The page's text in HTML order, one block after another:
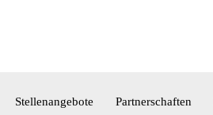
Stellenangebote Partnerschaften